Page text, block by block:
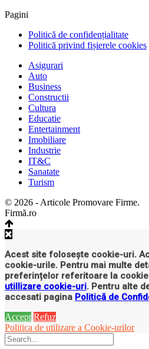
Pagini
Politică de confidențialitate
Politică privind fișierele cookies
Asigurari
Auto
Business
Constructii
Cultura
Educatie
Entertainment
Imobiliare
Industrie
IT&C
Sanatate
Turism
© 2026 - Articole Promovare Firme.
Firmă.ro
Acest site folosește cookie-uri.
cookie-urile. Pentru mai multe
preferințelor referitoare la
utillizare cookie-uri. Pentru alte
accesati pagina Politică de
Accept Refuz
Politica de utilizare a Cookie-urilor